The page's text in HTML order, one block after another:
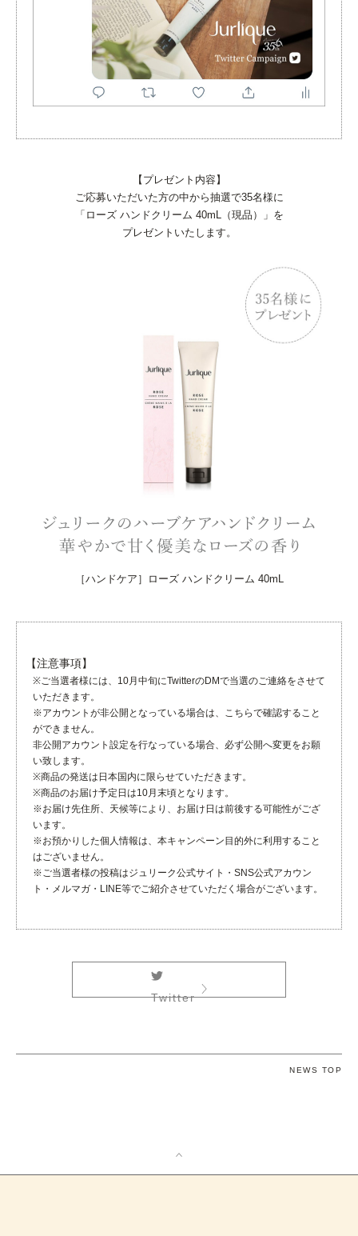
【プレゼント内容】
ご応募いただいた方の中から抽選で35名様に
「ローズ ハンドクリーム 40mL（現品）」を
プレゼントいたします。
［ハンドケア］ローズ ハンドクリーム 40mL
【注意事項】
※ご当選者様には、10月中旬にTwitterのDMで当選のご連絡をさせて
いただきます。
※アカウントが非公開となっている場合は、こちらで確認すること
ができません。
非公開アカウント設定を行なっている場合、必ず公開へ変更をお願
い致します。
※商品の発送は日本国内に限らせていただきます。
※商品のお届け予定日は10月末頃となります。
※お届け先住所、天候等により、お届け日は前後する可能性がござ
います。
※お預かりした個人情報は、本キャンペーン目的外に利用すること
はございません。
※ご当選者様の投稿はジュリーク公式サイト・SNS公式アカウン
ト・メルマガ・LINE等でご紹介させていただく場合がございます。
Twitter
NEWS TOP